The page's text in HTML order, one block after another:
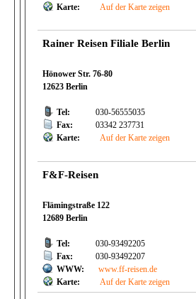
Karte:
Auf der Karte zeigen
Rainer Reisen Filiale Berlin
Hönower Str. 76-80
12623 Berlin
Tel:
030-56555035
Fax:
03342 237731
Karte:
Auf der Karte zeigen
F&F-Reisen
Flämingstraße 122
12689 Berlin
Tel:
030-93492205
Fax:
030-93492207
WWW:
www.ff-reisen.de
Karte:
Auf der Karte zeigen